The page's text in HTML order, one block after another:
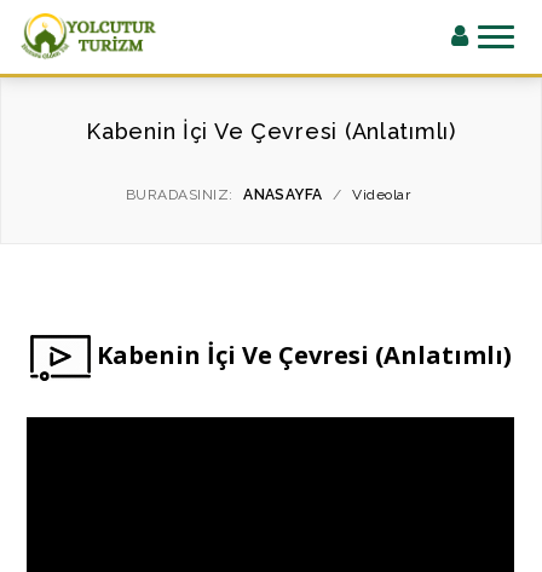
Kabenin İçi Ve Çevresi (Anlatımlı)
BURADASINIZ: ANASAYFA / Videolar
Kabenin İçi Ve Çevresi (Anlatımlı)